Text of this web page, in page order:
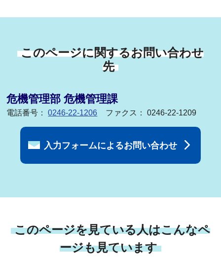
このページに関するお問い合わせ
先
危機管理部 危機管理課
電話番号：0246-22-1206 ファクス： 0246-22-1209
入力フォームによるお問い合わせ
このページを見ている人はこんなペ
ージも見ています